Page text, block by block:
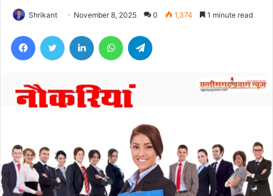
Shrikant November 8, 2025 0 1,374 1 minute read